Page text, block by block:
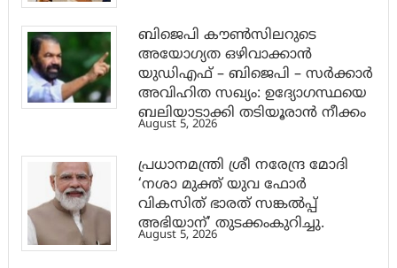
ബിജെപി കൗൺസിലറുടെ
അയോഗ്യത ഒഴിവാക്കാൻ
യുഡിഎഫ് – ബിജെപി – സർക്കാർ
അവിഹിത സഖ്യം: ഉദ്യോഗസ്ഥയെ
ബലിയാടാക്കി തടിയൂരാൻ നീക്കം
August 5, 2026
പ്രധാനമന്ത്രി ശ്രീ നരേന്ദ്ര മോദി
‘നശാ മുക്ത് യുവ ഫോർ
വികസിത് ഭാരത് സങ്കൽപ്പ്
അഭിയാന്’ തുടക്കംകുറിച്ചു.
August 5, 2026